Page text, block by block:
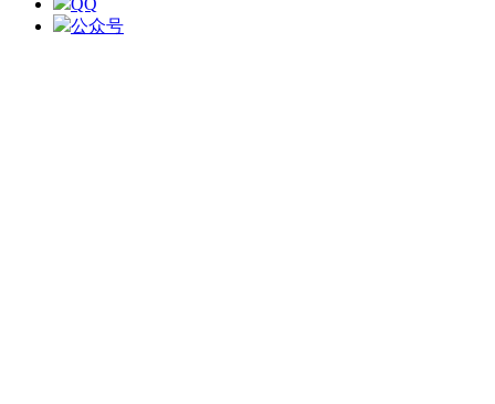
QQ
公众号